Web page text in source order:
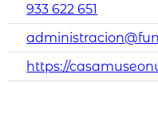
933 622 651
https://